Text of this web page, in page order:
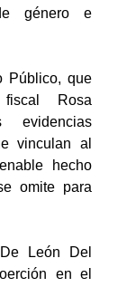
género e
Público, que
Rosa
evidencias
vinculan al
hecho
omite para
León Del
en el